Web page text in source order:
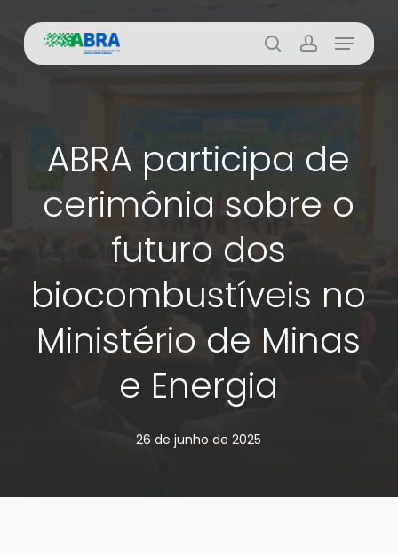
main
buscaaccount
Menu
ABRA participa de
cerimônia sobre o
futuro dos
biocombustíveis no
Ministério de Minas
e Energia
26 de junho de 2025